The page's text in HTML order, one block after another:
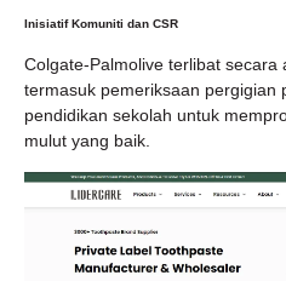
Inisiatif Komuniti dan CSR
Colgate-Palmolive terlibat secara
termasuk pemeriksaan pergigian
pendidikan sekolah untuk
mulut yang baik.